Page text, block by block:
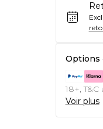
Options
18+,
Voir plus